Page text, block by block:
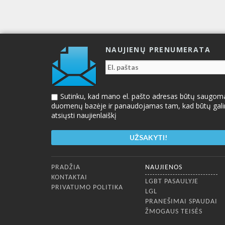
NAUJIENŲ PRENUMERATA
Sutinku, kad mano el. pašto adresas būtų
duomenų bazėje ir panaudojamas tam, kad būtų
atsiųsti naujienlaiškį
Apatinis meniu
PRADŽIA
KONTAKTAI
PRIVATUMO POLITIKA
NAUJIENOS
LGBT PASAULYJE
LGL
PRANEŠIMAI SPAUDAI
ŽMOGAUS TEISĖS